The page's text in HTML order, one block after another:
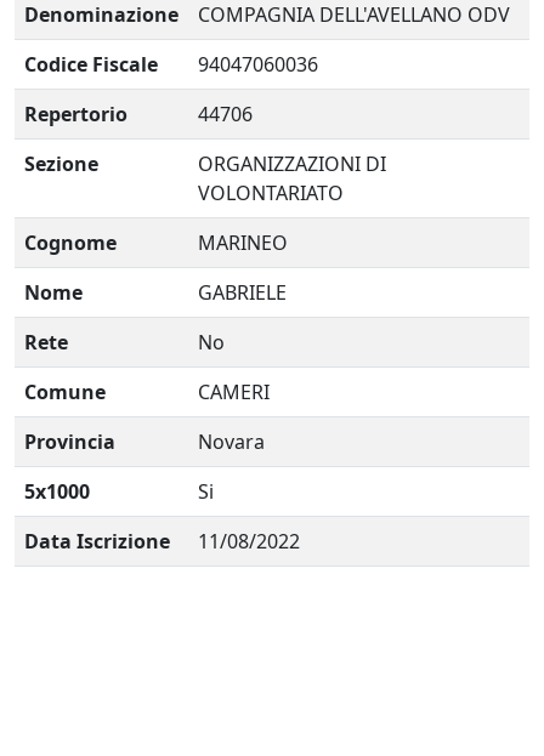
Denominazione
COMPAGNIA DELL'AVELLANO ODV
Codice Fiscale
94047060036
Repertorio
44706
Sezione
ORGANIZZAZIONI DI
VOLONTARIATO
Cognome
MARINEO
Nome
GABRIELE
Rete
No
Comune
CAMERI
Provincia
Novara
5x1000
Si
Data Iscrizione
11/08/2022